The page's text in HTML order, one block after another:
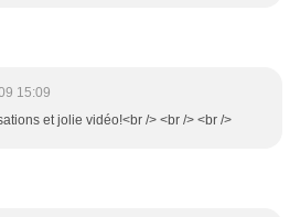
15:09
et jolie vidéo!<br /> <br /> <br />